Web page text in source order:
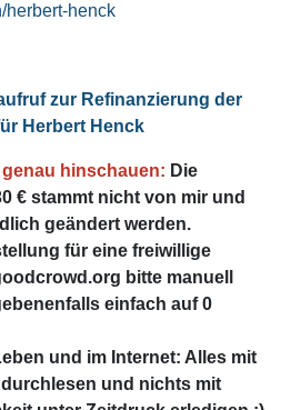
herbert-henck
zur Refinanzierung der
Herbert Henck
hinschauen: Die
€ stammt nicht von mir und
geändert werden.
für eine freiwillige
bitte manuell
einfach auf 0
und im Internet: Alles mit
und nichts mit